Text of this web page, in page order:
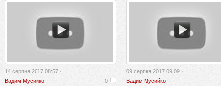
14 серпня 2017 08:57 ·
Вадим Мусийко
0
09 серпня 2017 09:09 ·
Вадим Мусийко